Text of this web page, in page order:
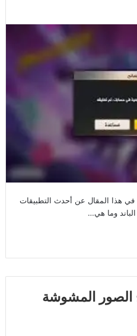
في هذا المقال عن أحدث التطبيقات
وما هي…
الصور المشوشة